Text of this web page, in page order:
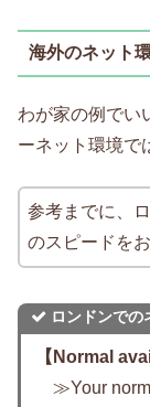
海外のネット
わが家の例でい
ーネット環境で
参考までに、
のスピードを
ロンドンでの
【Normal
≫Your